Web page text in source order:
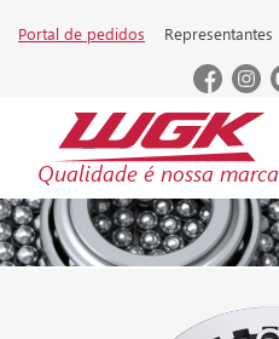
Portal de pedidos Representantes
Qualidade é nossa marca